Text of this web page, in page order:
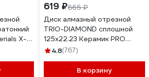
X-
619 ₽665 ₽
Диск алмазный отрезной
TRIO-DIAMOND сплошной
125x22.23 Керамик PRO
Супер Тонкий 370125
4.8(767)
В корзину